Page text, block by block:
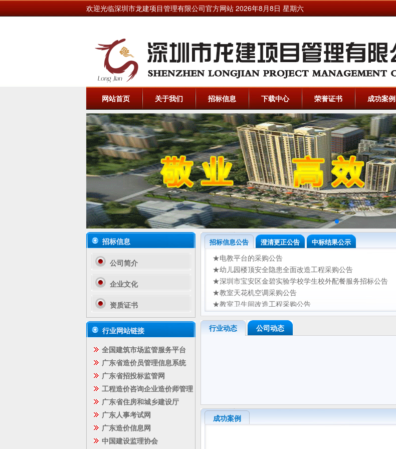
欢迎光临深圳市龙建项目管理有限公司官方网站 2026年8月8日 星期六
网站首页 关于我们 招标信息 下载中心 荣誉证书 成功案例
招标信息
公司简介
企业文化
资质证书
工程招标公告
工程中标公告
采购公告
采购中标公告
行业网站链接
全国建筑市场监管服务平台
广东省造价员管理信息系统
广东省招投标监管网
工程造价咨询企业造价师管理
广东省住房和城乡建设厅
广东人事考试网
广东造价信息网
中国建设监理协会
招标信息公告 澄清更正公告 中标结果公示
★电教平台的采购公告
★幼儿园楼顶安全隐患全面改造工程采购公告
★深圳市宝安区金碧实验学校学生校外配餐服务招标公告
★教室天花机空调采购公告
★教室卫生间改造工程采购公告
★户外防高空坠物工程采购公告
★校舍修缮工程采购公告
★班级及成人洗手间(4间)改造工程采购公告
行业动态 公司动态
成功案例